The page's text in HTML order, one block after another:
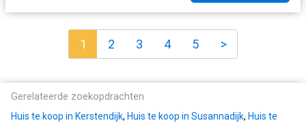
1 2 3 4 5 >
Gerelateerde zoekopdrachten
Huis te koop in Kerstendijk, Huis te koop in Susannadijk, Huis te